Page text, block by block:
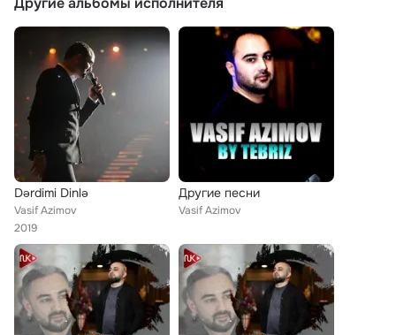
Dərdimi Dinlə
Vasif Azimov
2019
Другие песни
Vasif Azimov